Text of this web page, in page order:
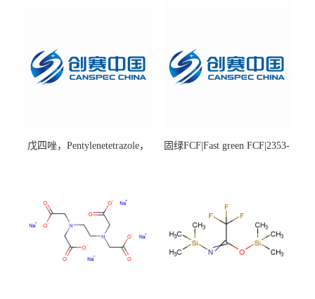
戊四唑，Pentylenetetrazole，
固绿FCF|Fast green FCF|2353-